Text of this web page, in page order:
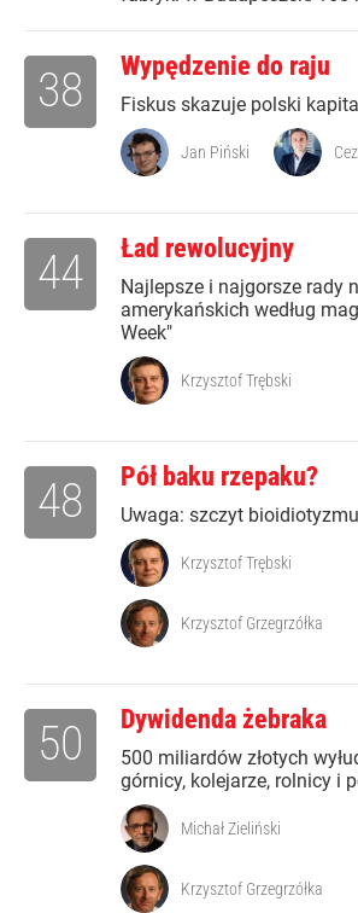
Wypędzenie do raju
Fiskus skazuje polski
38
Jan Piński
Ład rewolucyjny
Najlepsze i najgorsze rady
amerykańskich według
Week"
44
Krzysztof Trębski
Pół baku rzepaku?
Uwaga: szczyt
48
Krzysztof Trębski
Krzysztof Grzegrzółka
Dywidenda żebraka
500 miliardów złotych
górnicy, kolejarze, rolnicy i
50
Michał Zieliński
Krzysztof Grzegrzółka